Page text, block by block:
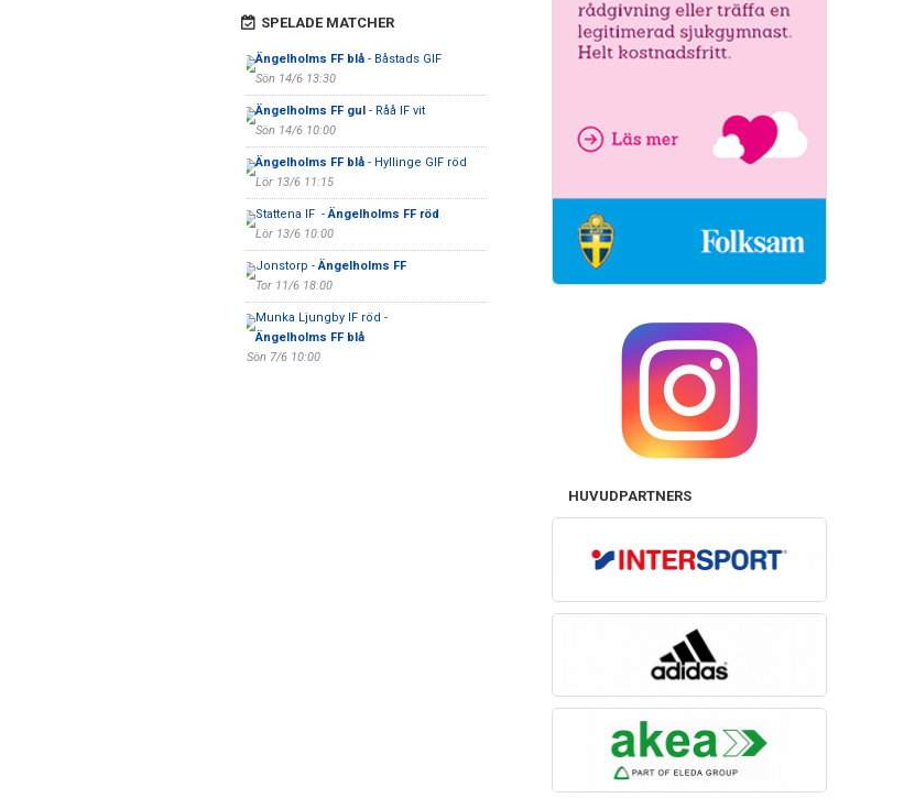
SPELADE MATCHER
Ängelholms FF blå- Båstads GIF
Sön 14/6 13:30
Ängelholms FF gul- Råå IF vit
Sön 14/6 10:00
Ängelholms FF blå- Hyllinge GIF röd
Lör 13/6 11:15
Stattena IF -Ängelholms FF röd
Lör 13/6 10:00
Jonstorp -Ängelholms FF
Tor 11/6 18:00
Munka Ljungby IF röd -
Ängelholms FF blå
Sön 7/6 10:00
HUVUDPARTNERS